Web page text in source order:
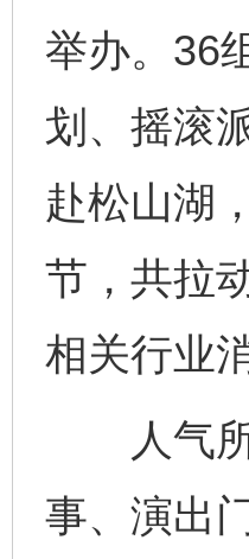
举办。36
划、摇滚
赴松山湖
节，共拉
相关行业
人气所
事、演出